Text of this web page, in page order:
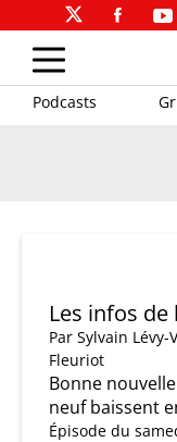
Podcasts
Les infos
Par Sylvain Lévy-
Fleuriot
Bonne
neuf baissent
Épisode du